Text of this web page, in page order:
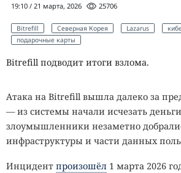
19:10 / 21 марта, 2026 25706
Bitrefill Северная Корея Lazarus
подарочные карты
Bitrefill подводит итоги взлома.
Атака на Bitrefill вышла далеко за
— из системы начали исчезать
злоумышленники незаметно
инфраструктуры и части данных
Инцидент произошёл 1 марта 2026